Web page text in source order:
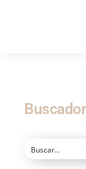
Buscador